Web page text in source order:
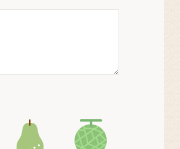
アイコン6 アイコン7